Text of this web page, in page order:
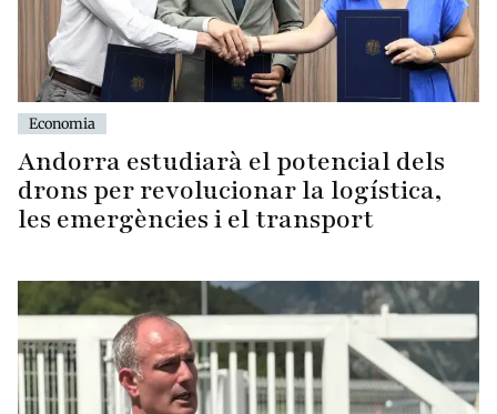
Economia
Andorra estudiarà el potencial dels
drons per revolucionar la logística,
les emergències i el transport